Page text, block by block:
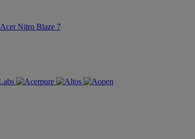
Acer Nitro Blaze 7